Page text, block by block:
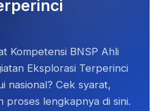
Kompetensi BNSP Ahli
Eksplorasi Terperinci
nasional? Cek syarat,
proses lengkapnya di sini.